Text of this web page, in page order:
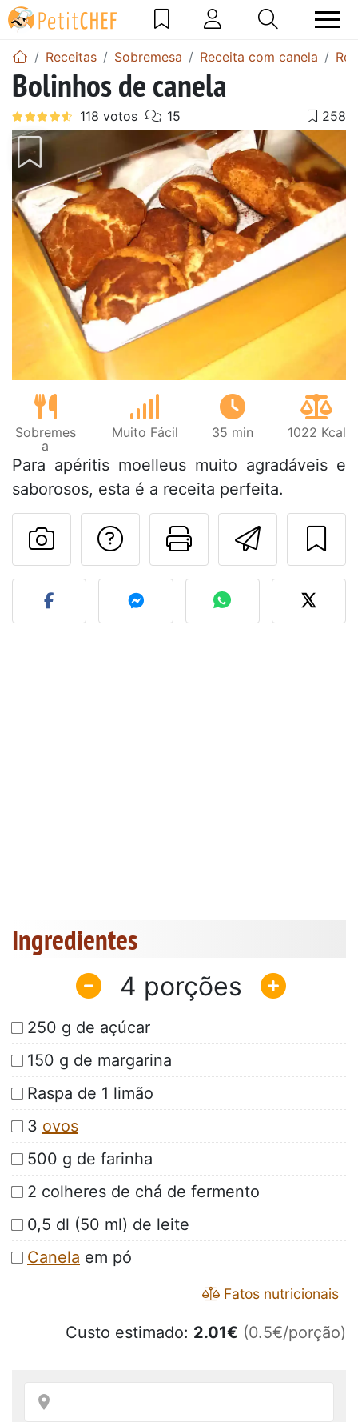
Receitas Sobremesa Receita com canela
Bolinhos de canela
Sobremes
a
Muito Fácil 35 min 1022 Kcal
Para apéritis moelleus muito agradáveis e
saborosos, esta é a receita perfeita.
Imprima
Falar com o autor
Fez esta receita?
Ingredientes
4
250 g de açúcar
150 g de margarina
Raspa de 1 limão
3 ovos
500 g de farinha
2 colheres de chá de fermento
0,5 dl (50 ml) de leite
Canela em pó
Fatos nutricionais
Custo estimado: 2.01€ (0.5€/porção)